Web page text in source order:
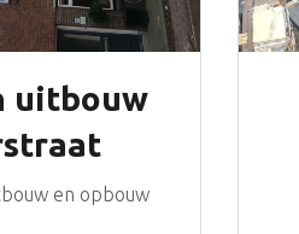
uitbouw
en opbouw